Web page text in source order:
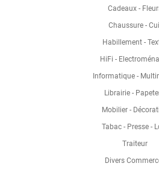
Cadeaux -
Chaussure -
Habillement -
HiFi -
Informatique -
Librairie -
Mobilier -
Tabac - Presse -
Traiteur
Divers